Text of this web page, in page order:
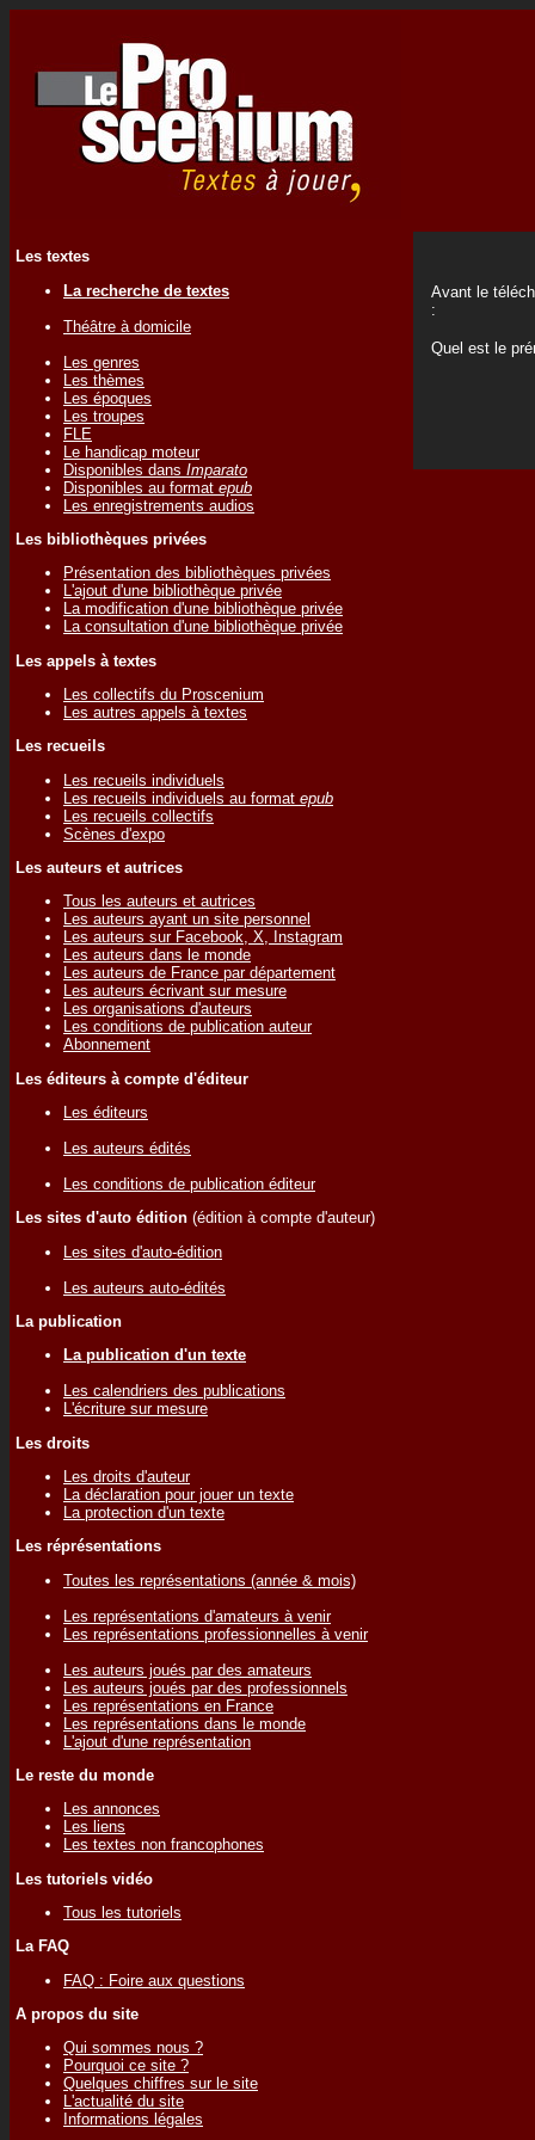
Les textes
La recherche de textes
Théâtre à domicile
Les genres
Les thèmes
Les époques
Les troupes
FLE
Le handicap moteur
Disponibles dans Imparato
Disponibles au format epub
Les enregistrements audios
Les bibliothèques privées
Présentation des bibliothèques privées
L'ajout d'une bibliothèque privée
La modification d'une bibliothèque privée
La consultation d'une bibliothèque privée
Les appels à textes
Les collectifs du Proscenium
Les autres appels à textes
Les recueils
Les recueils individuels
Les recueils individuels au format epub
Les recueils collectifs
Scènes d'expo
Les auteurs et autrices
Tous les auteurs et autrices
Les auteurs ayant un site personnel
Les auteurs sur Facebook, X, Instagram
Les auteurs dans le monde
Les auteurs de France par département
Les auteurs écrivant sur mesure
Les organisations d'auteurs
Les conditions de publication auteur
Abonnement
Les éditeurs à compte d'éditeur
Les éditeurs
Les auteurs édités
Les conditions de publication éditeur
Les sites d'auto édition (édition à compte d'auteur)
Les sites d'auto-édition
Les auteurs auto-édités
La publication
La publication d'un texte
Les calendriers des publications
L'écriture sur mesure
Les droits
Les droits d'auteur
La déclaration pour jouer un texte
La protection d'un texte
Les réprésentations
Toutes les représentations (année & mois)
Les représentations d'amateurs à venir
Les représentations professionnelles à venir
Les auteurs joués par des amateurs
Les auteurs joués par des professionnels
Les représentations en France
Les représentations dans le monde
L'ajout d'une représentation
Le reste du monde
Les annonces
Les liens
Les textes non francophones
Les tutoriels vidéo
Tous les tutoriels
La FAQ
FAQ : Foire aux questions
A propos du site
Qui sommes nous ?
Pourquoi ce site ?
Quelques chiffres sur le site
L'actualité du site
Informations légales
Avant le
:
Quel est le